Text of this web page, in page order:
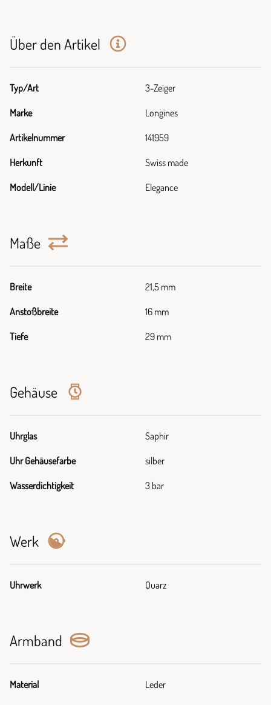
Über den Artikel
Typ/Art 3-Zeiger
Marke Longines
Artikelnummer 141959
Herkunft Swiss made
Modell/Linie Elegance
Maße
Breite 21,5 mm
Anstoßbreite 16 mm
Tiefe 29 mm
Gehäuse
Uhrglas Saphir
Uhr Gehäusefarbe silber
Wasserdichtigkeit 3 bar
Werk
Uhrwerk Quarz
Armband
Material Leder